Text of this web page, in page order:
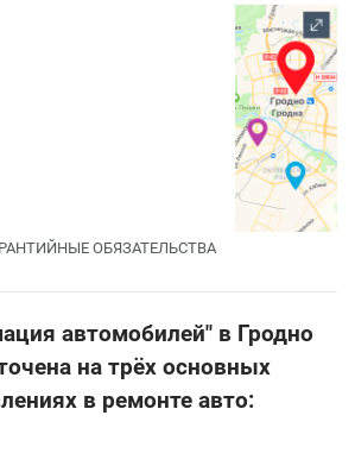
ОБЯЗАТЕЛЬСТВА
автомобилей" в Гродно
на трёх основных
в ремонте авто: